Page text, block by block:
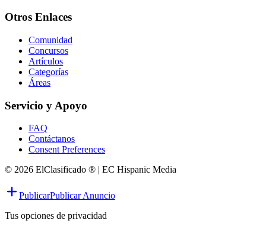
Otros Enlaces
Comunidad
Concursos
Artículos
Categorías
Áreas
Servicio y Apoyo
FAQ
Contáctanos
Consent Preferences
© 2026 ElClasificado ® | EC Hispanic Media
PublicarPublicar Anuncio
Tus opciones de privacidad